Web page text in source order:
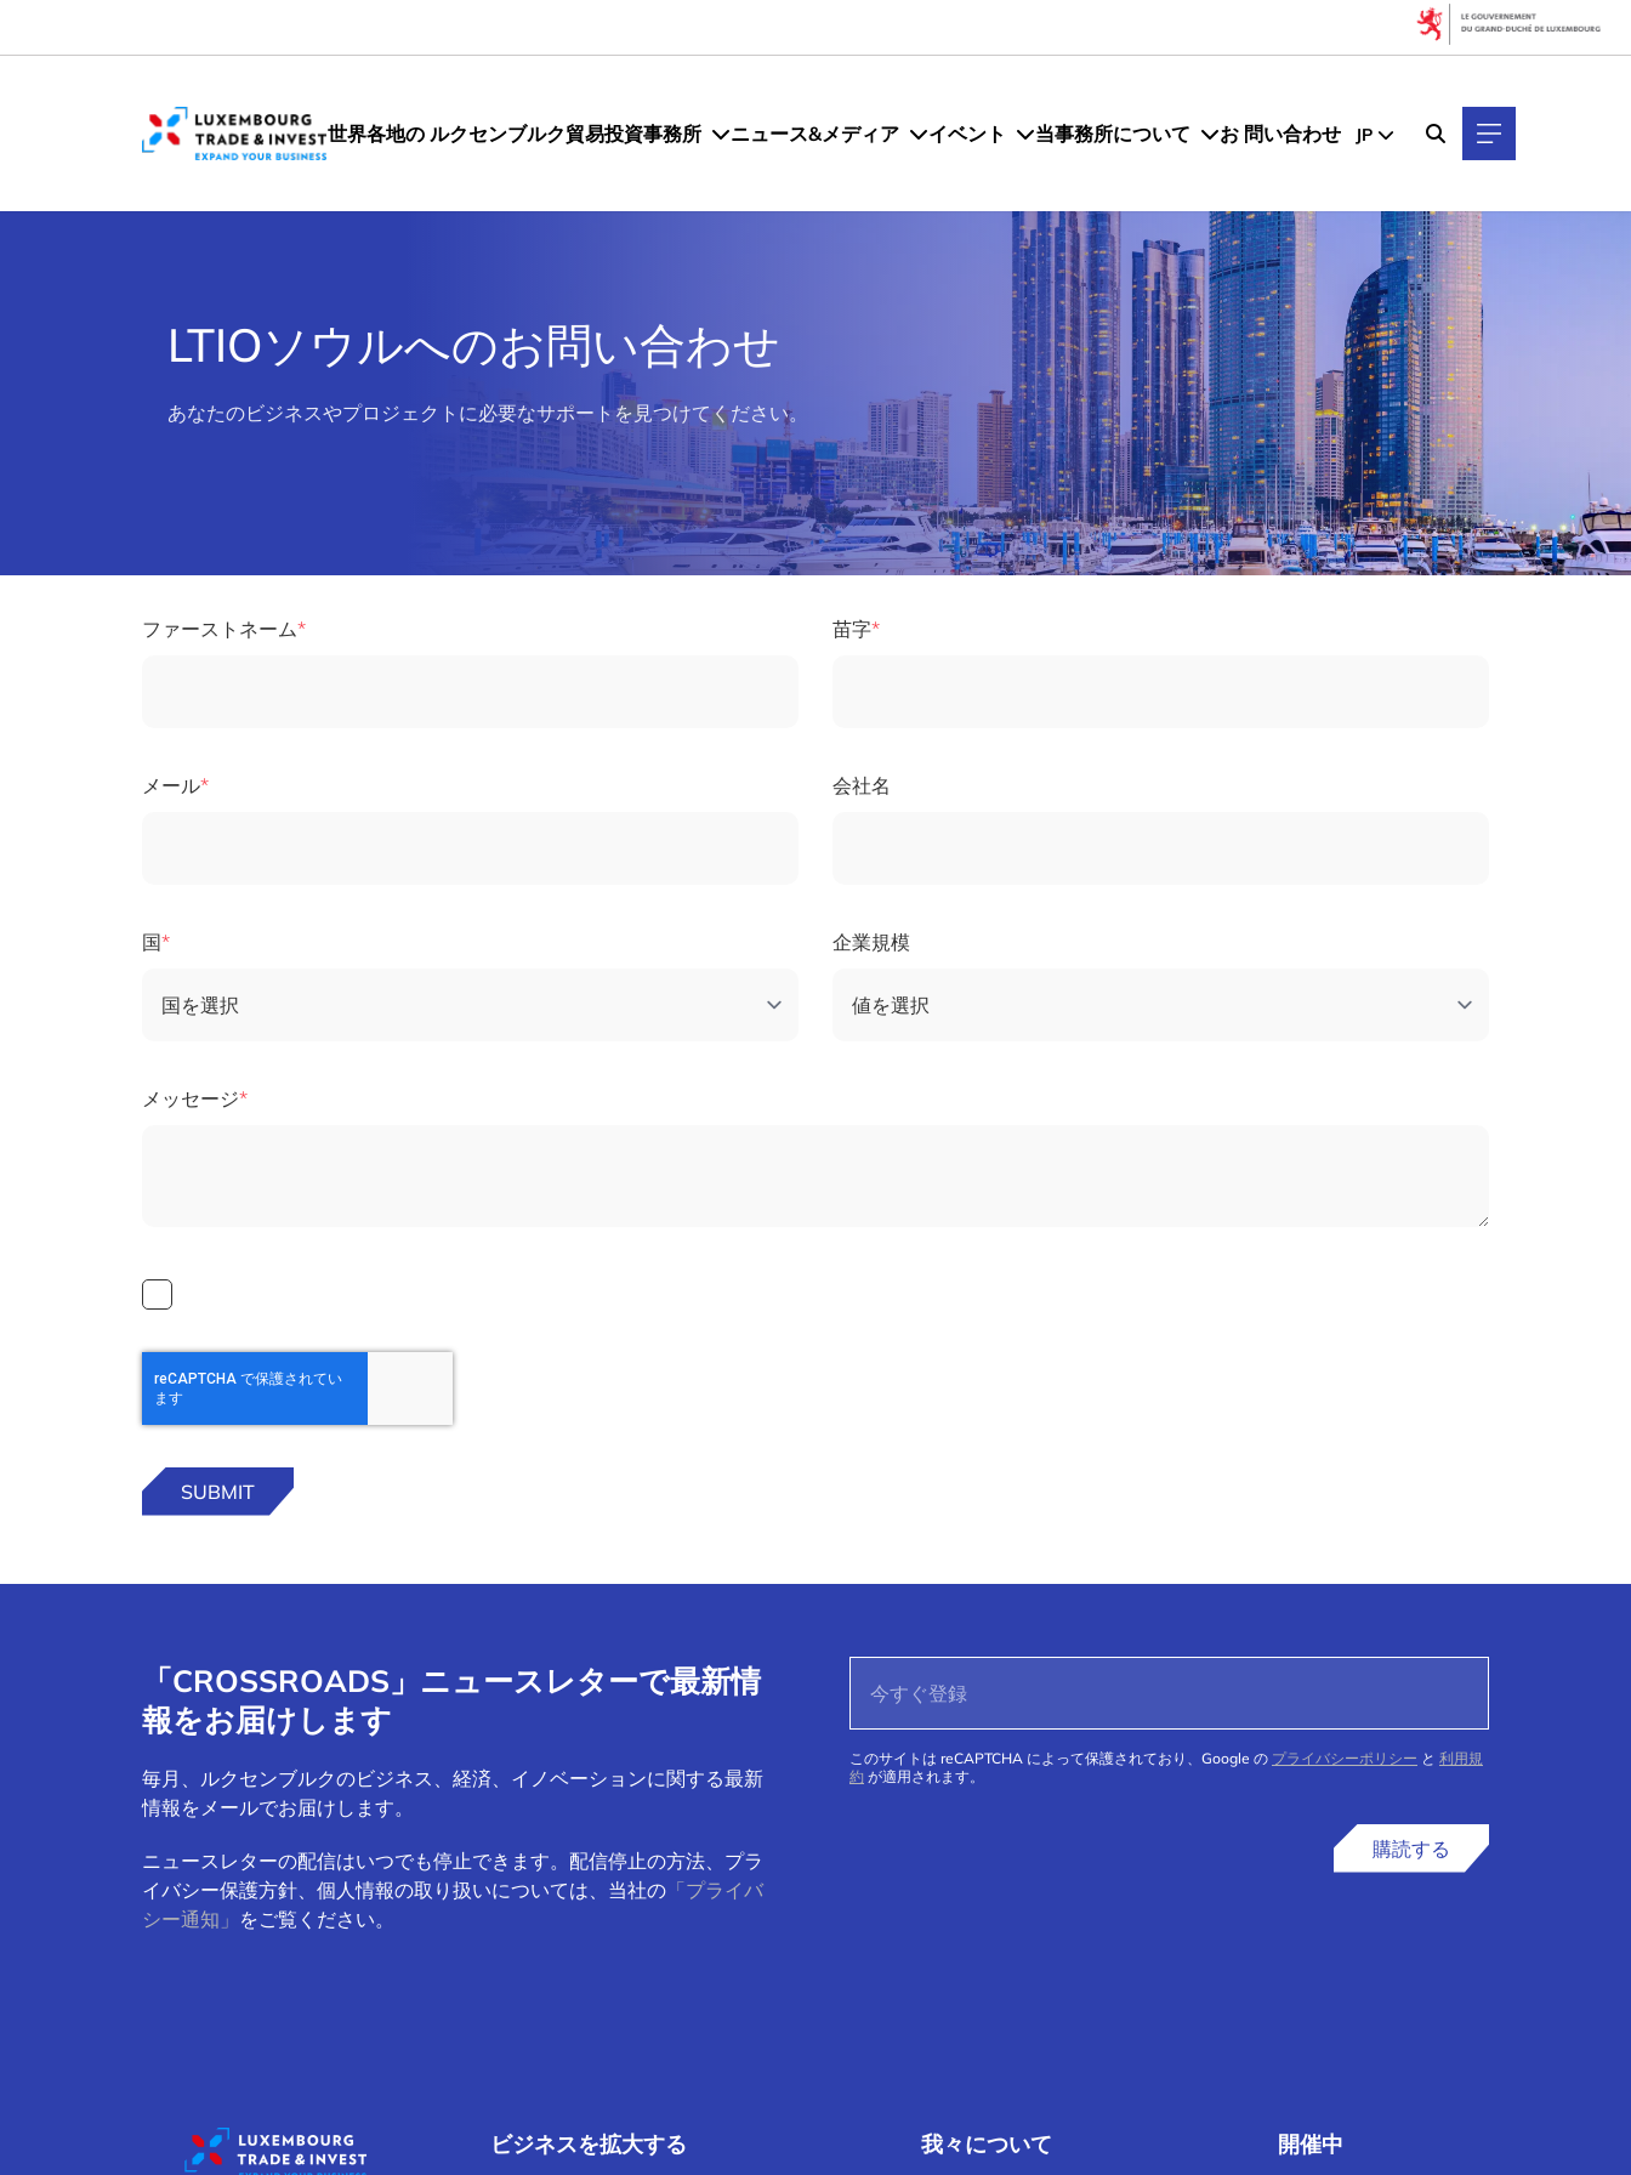
世界各地の ルクセンブルク貿易投資事務所 ニュース&メディア イベント 当事務所について お 問い合わせ JP
LTIOソウルへのお問い合わせ
あなたのビジネスやプロジェクトに必要なサポートを見つけてください。
ファーストネーム 苗字
メール 会社名
国 企業規模
メッセージ
「CROSSROADS」ニュースレターで最新情
報をお届けします
毎月、ルクセンブルクのビジネス、経済、イノベーションに関する最新
情報をメールでお届けします。
ニュースレターの配信はいつでも停止できます。配信停止の方法、プラ
イバシー保護方針、個人情報の取り扱いについては、当社の 「プライバ
シー通知」 をご覧ください。
このサイトは reCAPTCHA によって保護されており、Google の プライバシーポリシー と 利用規
約 が適用されます。
購読する
ビジネスを拡大する 我々について 開催中